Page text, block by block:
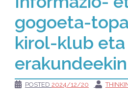
gogoeta-
kirol-klub
erakundeekin
POSTED 2024/12/20